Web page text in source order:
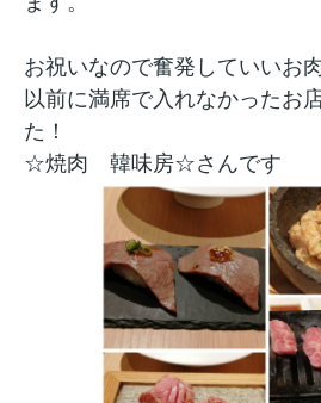
お祝いなので奮発していいお
以前に満席で入れなかったお
た！
☆焼肉 韓味房☆さんです